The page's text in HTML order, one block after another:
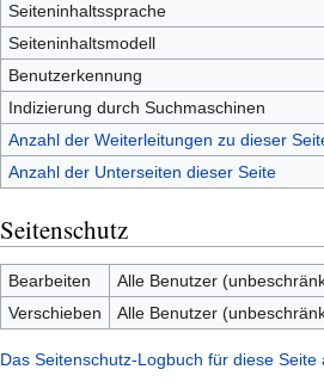
Seiteninhaltssprache
Seiteninhaltsmodell
Benutzerkennung
Indizierung durch Suchmaschinen
Anzahl der Weiterleitungen zu dieser
Anzahl der Unterseiten dieser Seite
Seitenschutz
Bearbeiten
Alle Benutzer
Verschieben
Alle Benutzer
Das Seitenschutz-Logbuch für diese Seite